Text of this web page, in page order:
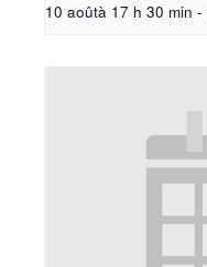
10 aoûtà 17 h 30 min -